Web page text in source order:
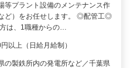
等プラント設備のメンテナンス作
ど）をお任せします。 ◎配管工◎
は、1職種からの…
以上（日給月給制）
の製鉄所内の発電所など／千葉県